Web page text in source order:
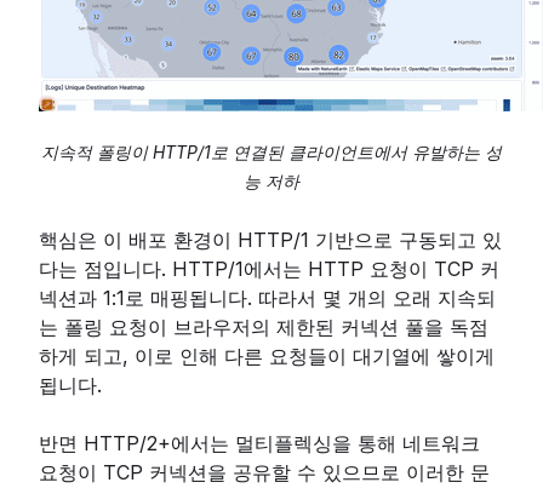
지속적 폴링이 HTTP/1로 연결된 클라이언트에서 유발하는 성
능 저하
핵심은 이 배포 환경이 HTTP/1 기반으로 구동되고 있
다는 점입니다. HTTP/1에서는 HTTP 요청이 TCP 커
넥션과 1:1로 매핑됩니다. 따라서 몇 개의 오래 지속되
는 폴링 요청이 브라우저의 제한된 커넥션 풀을 독점
하게 되고, 이로 인해 다른 요청들이 대기열에 쌓이게
됩니다.
반면 HTTP/2+에서는 멀티플렉싱을 통해 네트워크
요청이 TCP 커넥션을 공유할 수 있으므로 이러한 문